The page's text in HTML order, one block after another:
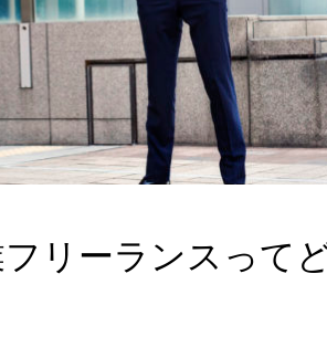
リーランスって